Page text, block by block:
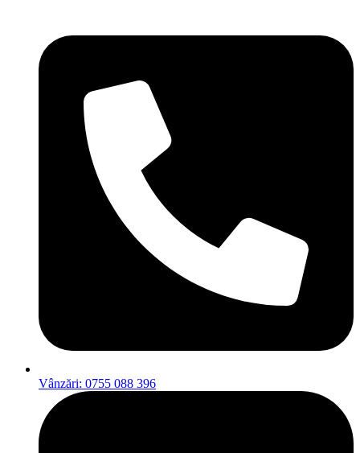
Vânzări: 0755 088 396